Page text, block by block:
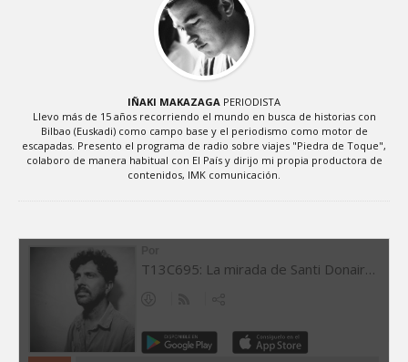
IÑAKI MAKAZAGA PERIODISTA
Llevo más de 15 años recorriendo el mundo en busca de historias con
Bilbao (Euskadi) como campo base y el periodismo como motor de
escapadas. Presento el programa de radio sobre viajes "Piedra de Toque",
colaboro de manera habitual con El País y dirijo mi propia productora de
contenidos, IMK comunicación.